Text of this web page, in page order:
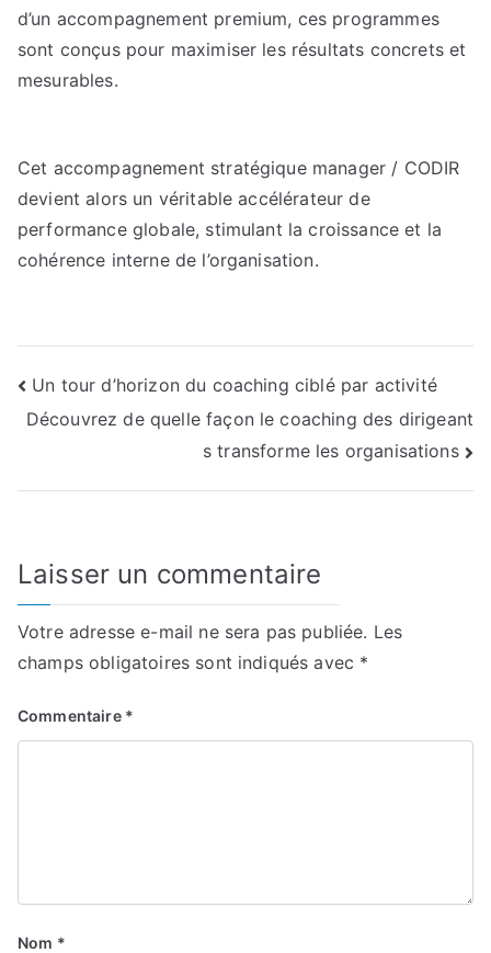
d’un accompagnement premium, ces programmes
sont conçus pour maximiser les résultats concrets et
mesurables.
Cet accompagnement stratégique manager / CODIR
devient alors un véritable accélérateur de
performance globale, stimulant la croissance et la
cohérence interne de l’organisation.
Navigation
de
l’article
Un tour d’horizon du coaching ciblé par activité
Découvrez de quelle façon le coaching des dirigeant
s transforme les organisations
Laisser un commentaire
Votre adresse e-mail ne sera pas publiée. Les
champs obligatoires sont indiqués avec *
Commentaire *
Nom *